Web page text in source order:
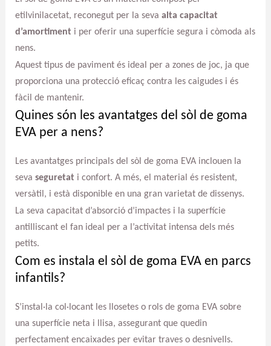
etilvinilacetat, reconegut per la seva alta capacitat
d’amortiment i per oferir una superfície segura i còmoda als
nens.
Aquest tipus de paviment és ideal per a zones de joc, ja que
proporciona una protecció eficaç contra les caigudes i és
fàcil de mantenir.
Quines són les avantatges del sòl de goma
EVA per a nens?
Les avantatges principals del sòl de goma EVA inclouen la
seva seguretat i confort. A més, el material és resistent,
versàtil, i està disponible en una gran varietat de dissenys.
La seva capacitat d’absorció d’impactes i la superfície
antilliscant el fan ideal per a l’activitat intensa dels més
petits.
Com es instala el sòl de goma EVA en parcs
infantils?
S’instal·la col·locant les llosetes o rols de goma EVA sobre
una superfície neta i llisa, assegurant que quedin
perfectament encaixades per evitar traves o desnivells.